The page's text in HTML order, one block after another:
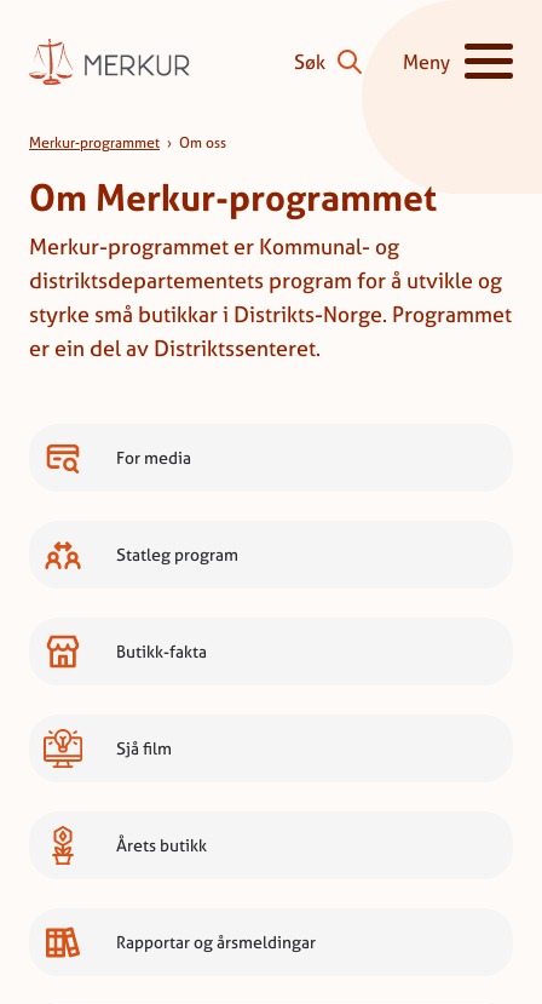
Søk
Meny
Vis/skjul
Om ossMerkur-programmet › Om oss
Om Merkur-programmet
Merkur-programmet er Kommunal- og
distriktsdepartementets program for å utvikle og
styrke små butikkar i Distrikts-Norge. Programmet
er ein del av Distriktssenteret.
For media
Statleg program
Butikk-fakta
Sjå film
Årets butikk
Rapportar og årsmeldingar